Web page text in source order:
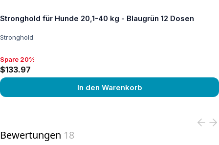
Stronghold für Hunde 20,1-40 kg - Blaugrün 12 Dosen
Stronghold
Spare 20%, $133.97
Spare 20%
$133.97
In den Warenkorb
Bewertungen 18